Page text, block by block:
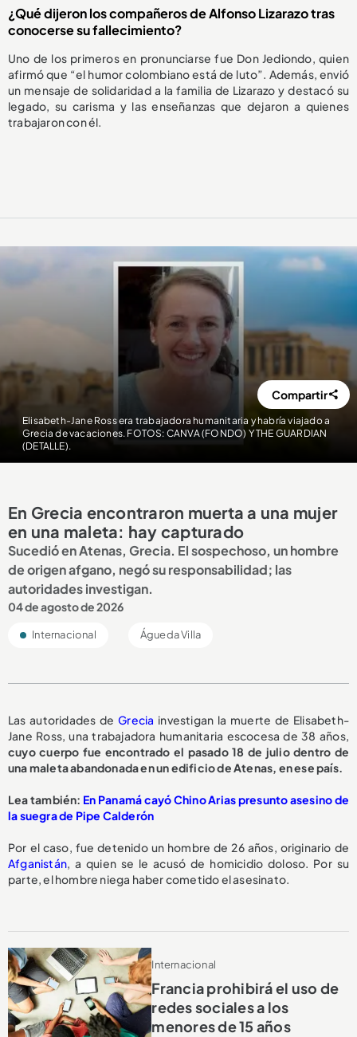
¿Qué dijeron los compañeros de Alfonso Lizarazo tras
conocerse su fallecimiento?
Uno de los primeros en pronunciarse fue Don Jediondo, quien
afirmó que “el humor colombiano está de luto”. Además, envió
un mensaje de solidaridad a la familia de Lizarazo y destacó su
legado, su carisma y las enseñanzas que dejaron a quienes
trabajaron con él.
Elisabeth-Jane Ross era trabajadora humanitaria y habría viajado a
Grecia de vacaciones. FOTOS: CANVA (FONDO) Y THE GUARDIAN
(DETALLE).
Compartir
En Grecia encontraron muerta a una mujer
en una maleta: hay capturado
Sucedió en Atenas, Grecia. El sospechoso, un hombre
de origen afgano, negó su responsabilidad; las
autoridades investigan.
04 de agosto de 2026
Internacional Águeda Villa
Las autoridades deGrecia investigan la muerte de Elisabeth-
Jane Ross, una trabajadora humanitaria escocesa de 38 años,
cuyo cuerpo fue encontrado el pasado 18 de julio dentro de
una maleta abandonada en un edificio de Atenas, en ese país.
Lea también: En Panamá cayó Chino Arias presunto asesino de
la suegra de Pipe Calderón
Por el caso, fue detenido un hombre de 26 años, originario de
Afganistán, a quien se le acusó de homicidio doloso. Por su
parte, el hombre niega haber cometido el asesinato.
Internacional
Francia prohibirá el uso de
redes sociales a los
menores de 15 años